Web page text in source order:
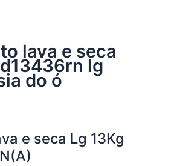
lava e seca
lg
do ó
e seca Lg 13Kg